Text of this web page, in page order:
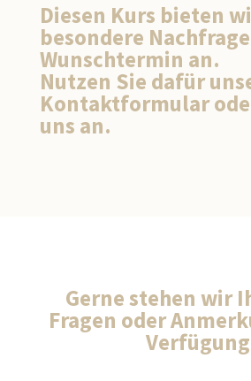
Diesen Kurs bieten
besondere
Wunschtermin an.
Nutzen Sie dafür
Kontaktformular
uns an.
Gerne stehen wir
Fragen oder
Verfügung